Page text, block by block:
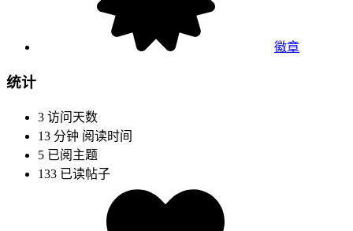
徽章
统计
3 访问天数
13 分钟 阅读时间
5 已阅主题
133 已读帖子